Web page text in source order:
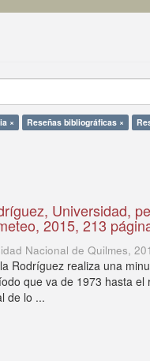
× Reseñas bibliográficas ×
Universidad,
2015, 213
Nacional de Quilmes,
Rodríguez realiza una
que va de 1973 hasta
de lo ...